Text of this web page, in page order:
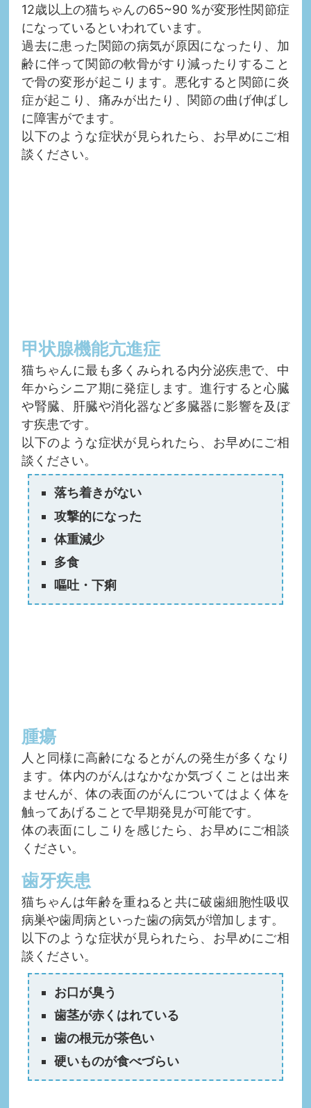
12歳以上の猫ちゃんの65~90 %が変形性関節症
になっているといわれています。
過去に患った関節の病気が原因になったり、加
齢に伴って関節の軟骨がすり減ったりすること
で骨の変形が起こります。悪化すると関節に炎
症が起こり、痛みが出たり、関節の曲げ伸ばし
に障害がでます。
以下のような症状が見られたら、お早めにご相
談ください。
甲状腺機能亢進症
猫ちゃんに最も多くみられる内分泌疾患で、中
年からシニア期に発症します。進行すると心臓
や腎臓、肝臓や消化器など多臓器に影響を及ぼ
す疾患です。
以下のような症状が見られたら、お早めにご相
談ください。
落ち着きがない
攻撃的になった
体重減少
多食
嘔吐・下痢
腫瘍
人と同様に高齢になるとがんの発生が多くなり
ます。体内のがんはなかなか気づくことは出来
ませんが、体の表面のがんについてはよく体を
触ってあげることで早期発見が可能です。
体の表面にしこりを感じたら、お早めにご相談
ください。
歯牙疾患
猫ちゃんは年齢を重ねると共に破歯細胞性吸収
病巣や歯周病といった歯の病気が増加します。
以下のような症状が見られたら、お早めにご相
談ください。
お口が臭う
歯茎が赤くはれている
歯の根元が茶色い
硬いものが食べづらい